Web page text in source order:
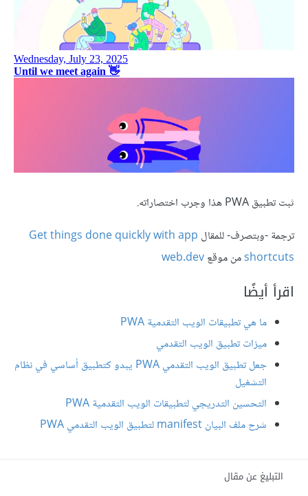
ثبت تطبيق PWA هذا وجرب اختصاراته.
ترجمة -وبتصرف- للمقال Get things done quickly with app
shortcutsمن موقعweb.dev
اقرأ أيضًا
ما هي تطبيقات الويب التقدمية PWA
ميزات تطبيق الويب التقدمي
جعل تطبيق الويب التقدمي PWA يبدو كتطبيق أساسي في نظام
التشغيل
التحسين التدريجي لتطبيقات الويب التقدمية PWA
شرح ملف البيان manifest لتطبيق الويب التقدمي PWA
التبليغ عن مقال